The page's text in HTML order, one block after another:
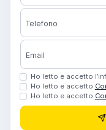
Telefono
Email
Ho letto e accetto
Ho letto e accetto
Ho letto e accetto